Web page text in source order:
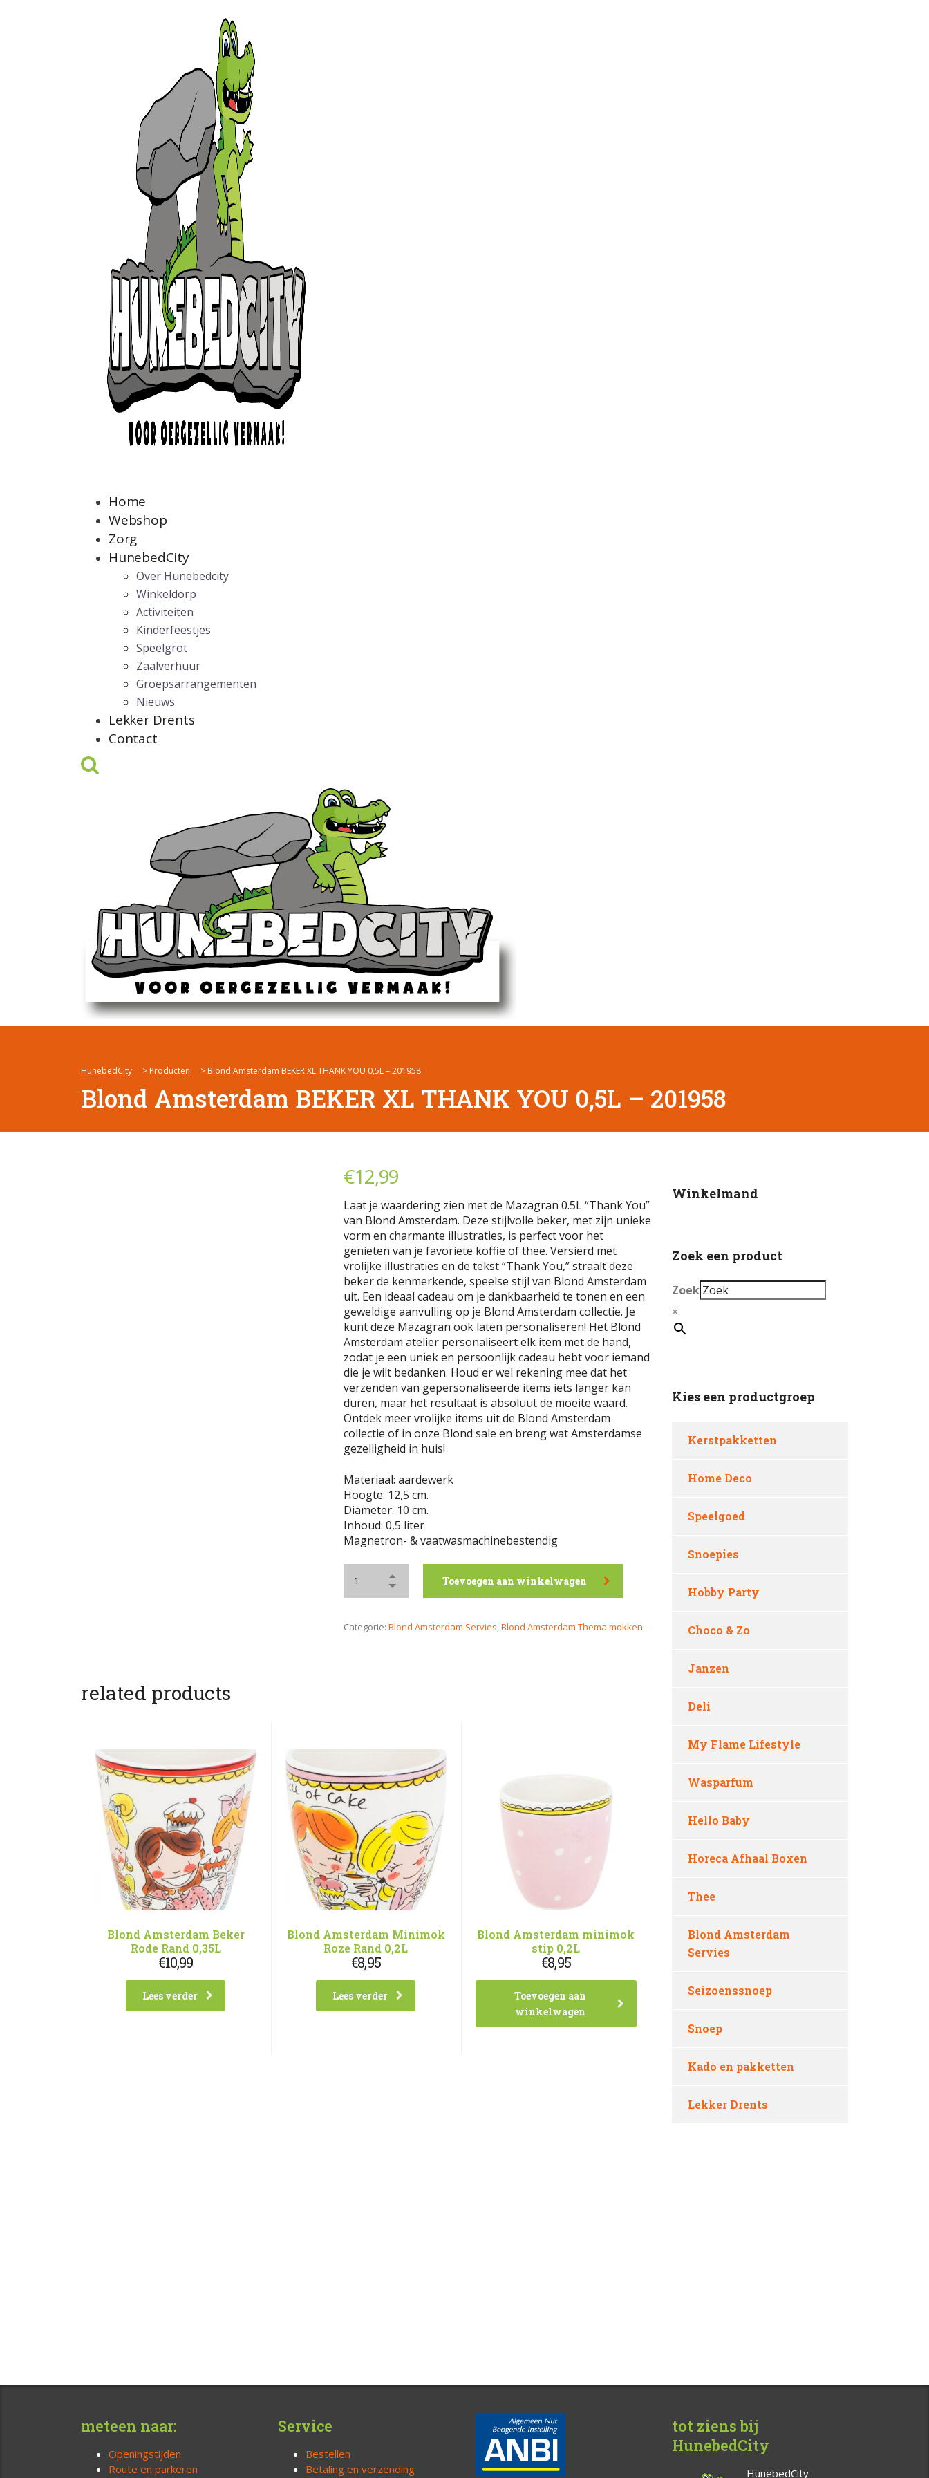
Home
Webshop
Zorg
HunebedCity
Over Hunebedcity
Winkeldorp
Activiteiten
Kinderfeestjes
Speelgrot
Zaalverhuur
Groepsarrangementen
Nieuws
Lekker Drents
Contact
HunebedCity > Producten > Blond Amsterdam BEKER XL THANK YOU 0,5L – 201958
Blond Amsterdam BEKER XL THANK YOU 0,5L – 201958
€12,99
Laat je waardering zien met de Mazagran 0.5L “Thank You”
van Blond Amsterdam. Deze stijlvolle beker, met zijn unieke
vorm en charmante illustraties, is perfect voor het
genieten van je favoriete koffie of thee. Versierd met
vrolijke illustraties en de tekst “Thank You,” straalt deze
beker de kenmerkende, speelse stijl van Blond Amsterdam
uit. Een ideaal cadeau om je dankbaarheid te tonen en een
geweldige aanvulling op je Blond Amsterdam collectie. Je
kunt deze Mazagran ook laten personaliseren! Het Blond
Amsterdam atelier personaliseert elk item met de hand,
zodat je een uniek en persoonlijk cadeau hebt voor iemand
die je wilt bedanken. Houd er wel rekening mee dat het
verzenden van gepersonaliseerde items iets langer kan
duren, maar het resultaat is absoluut de moeite waard.
Ontdek meer vrolijke items uit de Blond Amsterdam
collectie of in onze Blond sale en breng wat Amsterdamse
gezelligheid in huis!
Materiaal: aardewerk
Hoogte: 12,5 cm.
Diameter: 10 cm.
Inhoud: 0,5 liter
Magnetron- & vaatwasmachinebestendig
Toevoegen aan winkelwagen
Categorie: Blond Amsterdam Servies,Blond Amsterdam Thema mokken
related products
Blond Amsterdam Beker
Rode Rand 0,35L
€10,99
Lees verder
Blond Amsterdam Minimok
Roze Rand 0,2L
€8,95
Lees verder
Blond Amsterdam minimok
stip 0,2L
€8,95
Toevoegen aan
winkelwagen
Winkelmand
Zoek een product
Zoek
×
Kies een productgroep
Kerstpakketten
Home Deco
Speelgoed
Snoepies
Hobby Party
Choco & Zo
Janzen
Deli
My Flame Lifestyle
Wasparfum
Hello Baby
Horeca Afhaal Boxen
Thee
Blond Amsterdam
Servies
Seizoenssnoep
Snoep
Kado en pakketten
Lekker Drents
meteen naar:
Openingstijden
Route en parkeren
Service
Bestellen
Betaling en verzending
tot ziens bij
HunebedCity
HunebedCity